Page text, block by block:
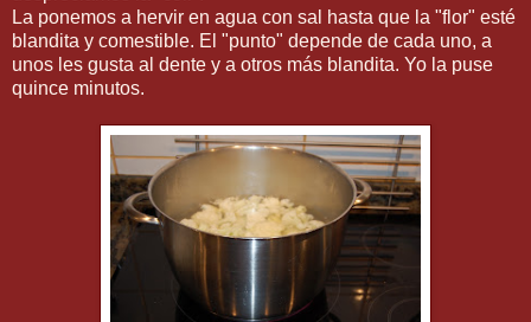
La ponemos a hervir en agua con sal hasta que la "flor" esté
blandita y comestible. El "punto" depende de cada uno, a
unos les gusta al dente y a otros más blandita. Yo la puse
quince minutos.